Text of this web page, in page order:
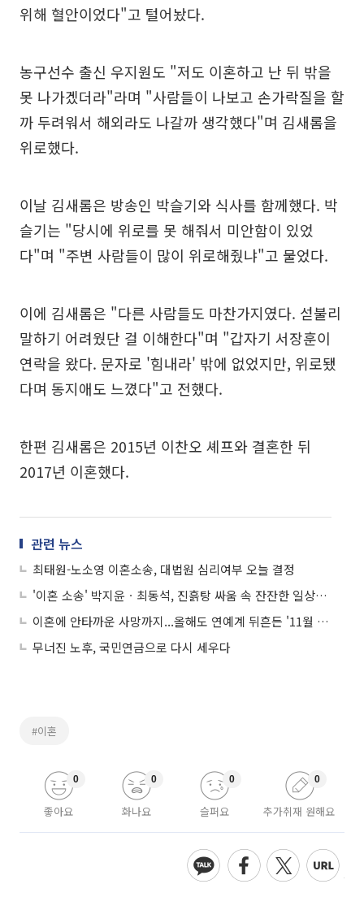
위해 혈안이었다"고 털어놨다.
농구선수 출신 우지원도 "저도 이혼하고 난 뒤 밖을
못 나가겠더라"라며 "사람들이 나보고 손가락질을 할
까 두려워서 해외라도 나갈까 생각했다"며 김새롬을
위로했다.
이날 김새롬은 방송인 박슬기와 식사를 함께했다. 박
슬기는 "당시에 위로를 못 해줘서 미안함이 있었
다"며 "주변 사람들이 많이 위로해줬냐"고 물었다.
이에 김새롬은 "다른 사람들도 마찬가지였다. 섣불리
말하기 어려웠단 걸 이해한다"며 "갑자기 서장훈이
연락을 왔다. 문자로 '힘내라' 밖에 없었지만, 위로됐
다며 동지애도 느꼈다"고 전했다.
한편 김새롬은 2015년 이찬오 셰프와 결혼한 뒤
2017년 이혼했다.
관련 뉴스
최태원-노소영 이혼소송, 대법원 심리여부 오늘 결정
'이혼 소송' 박지윤ㆍ최동석, 진흙탕 싸움 속 잔잔한 일상…"행복하자"
이혼에 안타까운 사망까지...올해도 연예계 뒤흔든 '11월 괴담'
무너진 노후, 국민연금으로 다시 세우다
#이혼
좋아요
0
화나요
0
슬퍼요
0
추가취재 원해요
0